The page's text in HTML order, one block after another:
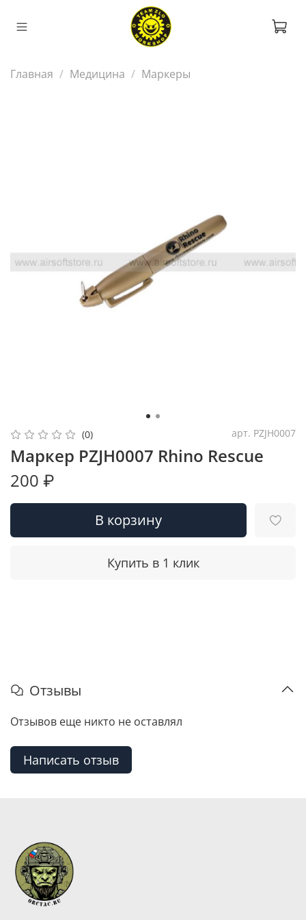
Главная Медицина Маркеры
(0) арт. PZJH0007
Маркер PZJH0007 Rhino Rescue
200 ₽
В корзину
Купить в 1 клик
Отзывы
Отзывов еще никто не оставлял
Написать отзыв